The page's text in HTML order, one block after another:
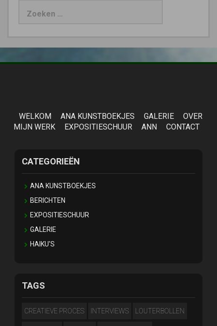
WELKOM ANA KUNSTBOEKJES GALERIE
OVER
MIJN WERK
EXPOSITIESCHUUR ANN CONTACT
CATEGORIEËN
ANA KUNSTBOEKJES
BERICHTEN
EXPOSITIESCHUUR
GALERIE
HAIKU'S
TAGS
CREATIEVE PROCES INTERVIEWS LOUTERBOLLEN